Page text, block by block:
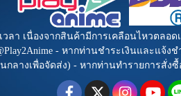
ลา เนื่องจากสินค้ามีการเคลือนไหวตลอ
@Play2Anime - หากท่านชำระเงินและ
งเพื่อจัดส่ง) - หากท่านทำรายการสั่ง